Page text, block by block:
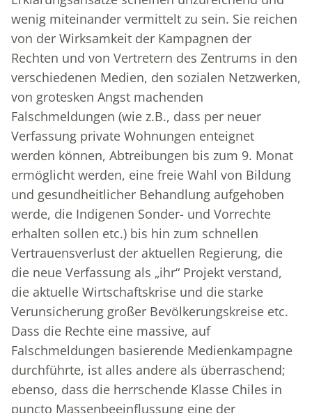
wenig miteinander vermittelt zu sein. Sie reichen
von der Wirksamkeit der Kampagnen der
Rechten und von Vertretern des Zentrums in den
verschiedenen Medien, den sozialen Netzwerken,
von grotesken Angst machenden
Falschmeldungen (wie z.B., dass per neuer
Verfassung private Wohnungen enteignet
werden können, Abtreibungen bis zum 9. Monat
ermöglicht werden, eine freie Wahl von Bildung
und gesundheitlicher Behandlung aufgehoben
werde, die Indigenen Sonder- und Vorrechte
erhalten sollen etc.) bis hin zum schnellen
Vertrauensverlust der aktuellen Regierung, die
die neue Verfassung als „ihr“ Projekt verstand,
die aktuelle Wirtschaftskrise und die starke
Verunsicherung großer Bevölkerungskreise etc.
Dass die Rechte eine massive, auf
Falschmeldungen basierende Medienkampagne
durchführte, ist alles andere als überraschend;
ebenso, dass die herrschende Klasse Chiles in
puncto Massenbeeinflussung eine der